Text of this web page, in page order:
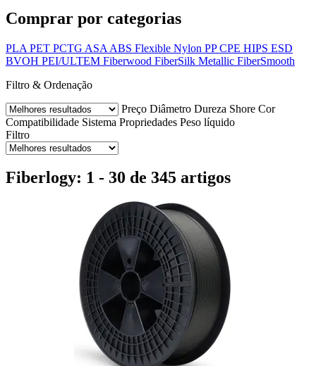
Comprar por categorias
PLA PET PCTG ASA ABS Flexible Nylon PP CPE HIPS ESD
BVOH PEI/ULTEM Fiberwood FiberSilk Metallic FiberSmooth
Filtro & Ordenação
Preço Diâmetro Dureza Shore Cor
Compatibilidade Sistema Propriedades Peso líquido
Filtro
Fiberlogy: 1 - 30 de 345 artigos